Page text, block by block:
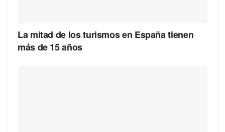
La mitad de los turismos en España tienen
más de 15 años